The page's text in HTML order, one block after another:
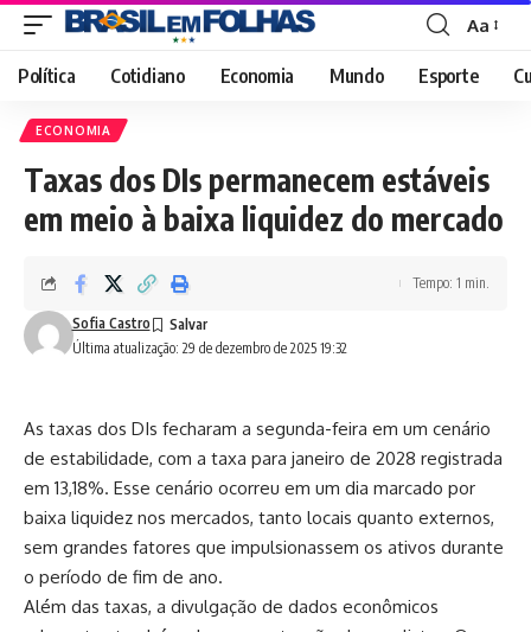
Font
Resizer
Aa
Política Cotidiano Economia Mundo Esporte
ECONOMIA
Taxas dos DIs permanecem estáveis
em meio à baixa liquidez do mercado
Última atualização: 29 de dezembro de 2025 19:32
Sofia Castro
Tempo: 1 min.
As taxas dos DIs fecharam a segunda-feira em um cenário
de estabilidade, com a taxa para janeiro de 2028 registrada
em 13,18%. Esse cenário ocorreu em um dia marcado por
baixa liquidez nos mercados, tanto locais quanto externos,
sem grandes fatores que impulsionassem os ativos durante
o período de fim de ano.
Além das taxas, a divulgação de dados econômicos